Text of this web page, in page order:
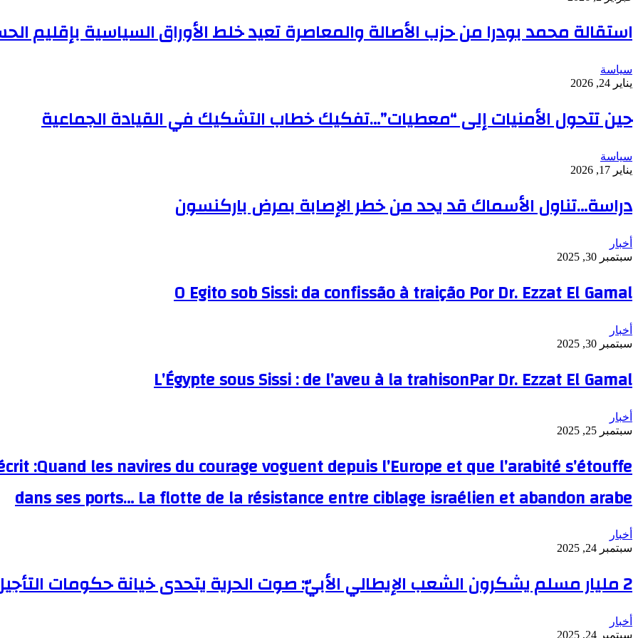
استقالة محمد بودرا من حزب الأصالة والمعاصرة تعيد خلط الأوراق السياسية بإقليم
سياسة
يناير 24, 2026
حين تتحول الأمنيات إلى “معطيات”…تفكيك خطاب التشكيك في القيادة الجماعية
سياسة
يناير 17, 2026
دراسة…تناول الأسماك قد يحد من خطر الإصابة بمرض باركنسون
أخبار
سبتمبر 30, 2025
O Egito sob Sissi: da confissão à traição Por Dr. Ezzat El Gamal
أخبار
سبتمبر 30, 2025
L’Égypte sous Sissi : de l’aveu à la trahisonPar Dr. Ezzat El Gamal
أخبار
سبتمبر 25, 2025
:Quand les navires du courage voguent depuis l’Europe et que l’arabité s’étouffe
dans ses ports… La flotte de la résistance entre ciblage israélien et abandon arabe
أخبار
سبتمبر 24, 2025
2 مليار مسلم يشكرون الشعب الإيطالي الأبيّ: صوت الحرية يتحدى خيانة حكومات التأجيل والتواطؤ
أخبار
سبتمبر 24, 2025